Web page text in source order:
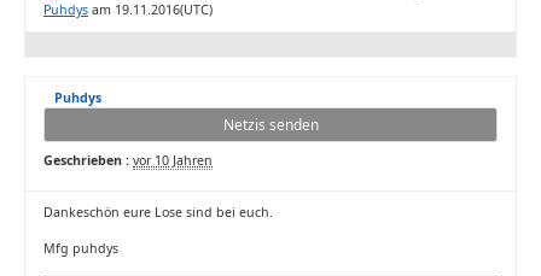
Puhdys am 19.11.2016(UTC)
Puhdys
Netzis senden
Geschrieben : vor 10 Jahren
Dankeschön eure Lose sind bei euch.
Mfg puhdys